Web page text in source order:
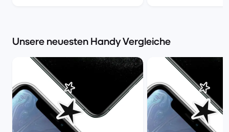
Unsere neuesten Handy Vergleiche